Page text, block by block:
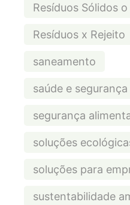
Resíduos Sólidos
Resíduos x Rejeito
saneamento
saúde e
segurança
soluções
soluções para
sustentabilidade